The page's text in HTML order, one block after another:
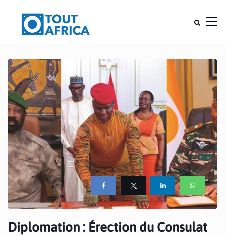
Diplomation : Érection du Consulat